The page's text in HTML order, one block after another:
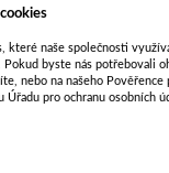
které naše společnosti
Pokud byste nás potřebovali
nebo na našeho
pro ochranu osobních